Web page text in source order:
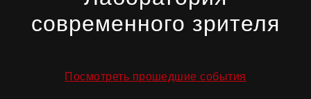
современного зрителя
Посмотреть прошедшие события